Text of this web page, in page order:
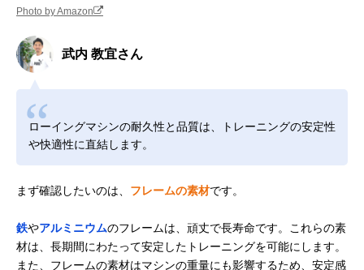
Photo by Amazon
武内 教宜さん
ローイングマシンの耐久性と品質は、トレーニングの安定性
や快適性に直結します。
まず確認したいのは、 フレームの素材です。
鉄やアルミニウムのフレームは、頑丈で長寿命です。これらの素
材は、長期間にわたって安定したトレーニングを可能にします。
また、フレームの素材はマシンの重量にも影響するため、安定感